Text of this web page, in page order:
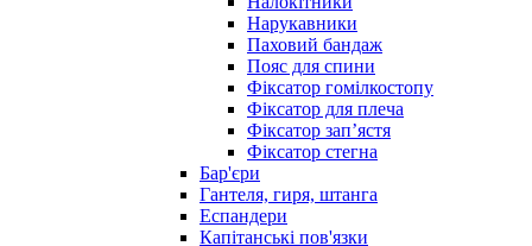
Нарукавники
Паховий бандаж
Пояс для спини
Фіксатор гомілкостопу
Фіксатор для плеча
Фіксатор запʼястя
Фіксатор стегна
Бар'єри
Гантеля, гиря, штанга
Еспандери
Капітанські пов'язки